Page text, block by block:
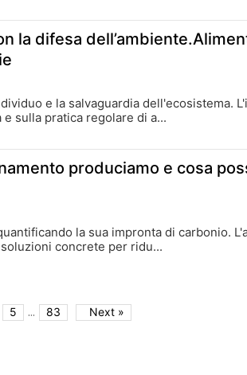
la difesa
e la salvaguardia dell'ecosistema.
sulla pratica regolare di a...
produciamo e cosa
la sua impronta di carbonio.
concrete per ridu...
5 ... 83 Next »